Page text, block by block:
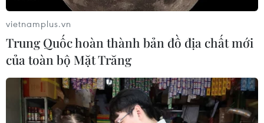
vietnamplus.vn
Trung Quốc hoàn thành bản đồ địa chất mới
của toàn bộ Mặt Trăng